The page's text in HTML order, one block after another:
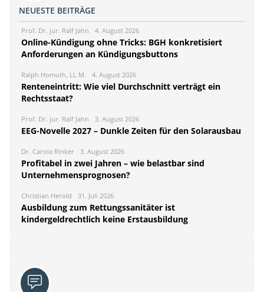
NEUESTE BEITRÄGE
Prof. Dr. jur. Ralf Jahn 4. August 2026
Online-Kündigung ohne Tricks: BGH konkretisiert
Anforderungen an Kündigungsbuttons
Ralph Homuth, LL.M. 4. August 2026
Renteneintritt: Wie viel Durchschnitt verträgt ein
Rechtsstaat?
Prof. Dr. jur. Ralf Jahn 3. August 2026
EEG-Novelle 2027 – Dunkle Zeiten für den Solarausbau
Dr. Carola Rinker 3. August 2026
Profitabel in zwei Jahren – wie belastbar sind
Unternehmensprognosen?
Christian Herold 31. Juli 2026
Ausbildung zum Rettungssanitäter ist
kindergeldrechtlich keine Erstausbildung